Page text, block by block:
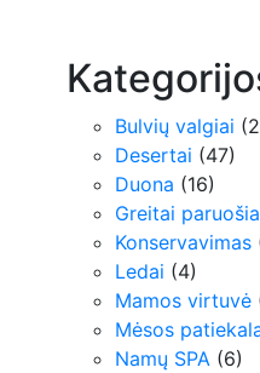
Bulvių valgiai
Desertai (47)
Duona (16)
Greitai
Konservavimas
Ledai (4)
Mamos virtuvė
Mėsos
Namų SPA (6)